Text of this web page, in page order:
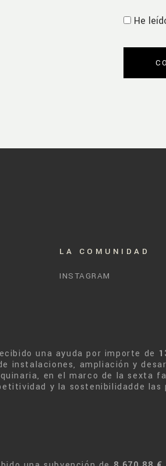
He
LA COMUNIDAD
INSTAGRAM
una ayuda por importe de
instalaciones, ampliación y
en el marco de la sexta
y la sostenibilidadde las